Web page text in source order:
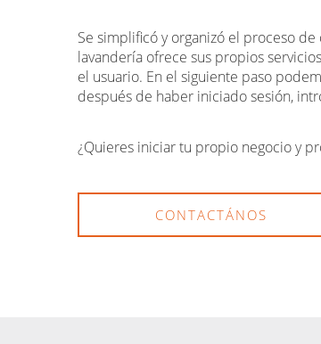
Se simplificó y organizó el proceso
lavandería ofrece sus propios
el usuario. En el siguiente paso
después de haber iniciado sesión,
¿Quieres iniciar tu propio negocio y
CONTACTÁNOS